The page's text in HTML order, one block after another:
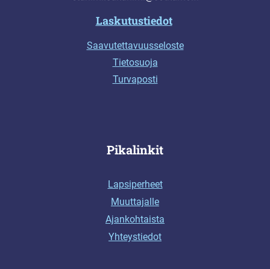
Laskutustiedot
Saavutettavuusseloste
Tietosuoja
Turvaposti
Pikalinkit
Lapsiperheet
Muuttajalle
Ajankohtaista
Yhteystiedot